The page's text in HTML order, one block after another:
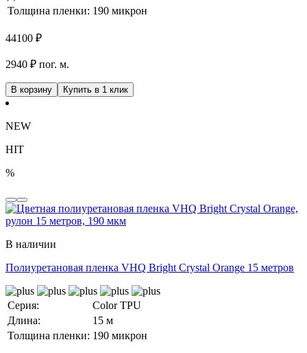
Толщина пленки: 190 микрон
44100 ₽
2940 ₽ пог. м.
В корзину Купить в 1 клик
NEW
HIT
%
В наличии
Полиуретановая пленка VHQ Bright Crystal Orange 15 метров
Серия:
Color TPU
Длина:
15 м
Толщина пленки: 190 микрон